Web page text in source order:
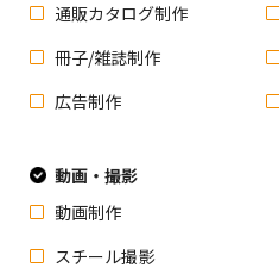
通販カタログ制作
冊子/雑誌制作
広告制作
動画・撮影
動画制作
スチール撮影